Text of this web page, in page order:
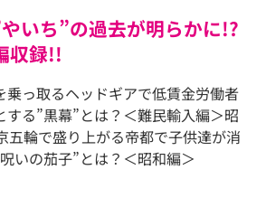
いち”の過去が明らかに!?
収録!!
乗っ取るヘッドギアで低賃金労働者
する”黒幕”とは？＜難民輸入編＞昭
五輪で盛り上がる帝都で子供達が消
いの茄子”とは？＜昭和編＞